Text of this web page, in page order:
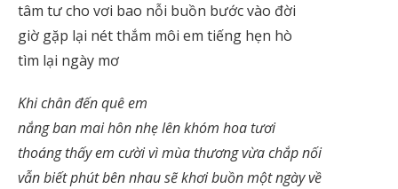
tâm tư cho vơi bao nỗi buồn bước vào đời
giờ gặp lại nét thắm môi em tiếng hẹn hò
tìm lại ngày mơ
Khi chân đến quê em
nắng ban mai hôn nhẹ lên khóm hoa tươi
thoáng thấy em cười vì mùa thương vừa chắp nối
vẫn biết phút bên nhau sẽ khơi buồn một ngày về